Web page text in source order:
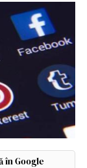
în Google